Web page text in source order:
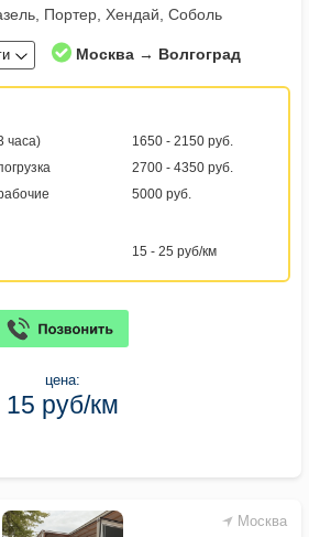
Портер, Хендай, Соболь
Москва → Волгоград
часа)
1650 - 2150 руб.
2700 - 4350 руб.
5000 руб.
15 - 25 руб/км
цена:
15 руб/км
Москва